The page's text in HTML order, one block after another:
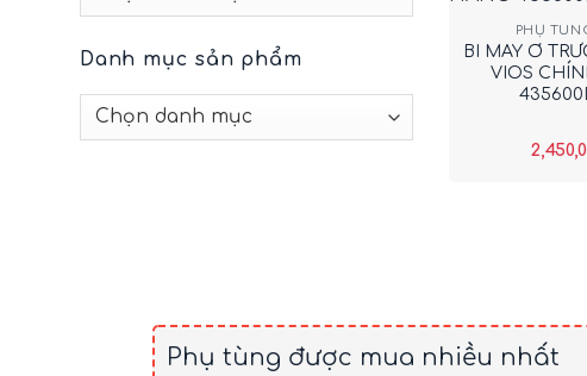
Danh mục sản phẩm
PHỤ
BI MAY Ơ
VIOS
Phụ tùng được mua nhiều nhất